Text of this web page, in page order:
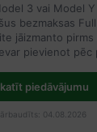
3 vai Model Y
bezmaksas
jāizmanto
pievienot pēc
piedāvājumu
04.08.2026